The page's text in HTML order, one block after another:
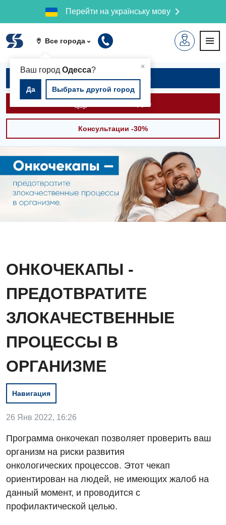
Перейти на українську мову
Все города
×
Ваш город Одесса?
Да Выбрать другой город
Вакансии
Энциклопедия
Программа лояльности
Отзывы
Видео
Диагностическое отделение
Инструментальная диагностика
Компьютерная томография
Магнитно-резонансная томография
Гинекологическое отделение
Дневной стационар
Онкологическое отделение
Записаться на приём
Вызвать скорую
Консультации -30%
ОНКОЧЕКАПЫ -
ПРЕДОТВРАТИТЕ
ЗЛОКАЧЕСТВЕННЫЕ
ПРОЦЕССЫ В
ОРГАНИЗМЕ
Навигация
26 Янв 2022, 16:26
Программа онкочекап позволяет проверить ваш
организм на риски развития
онкологических процессов. Этот чекап
ориентирован на людей, не имеющих жалоб на
данный момент, и проводится с
профилактической целью.